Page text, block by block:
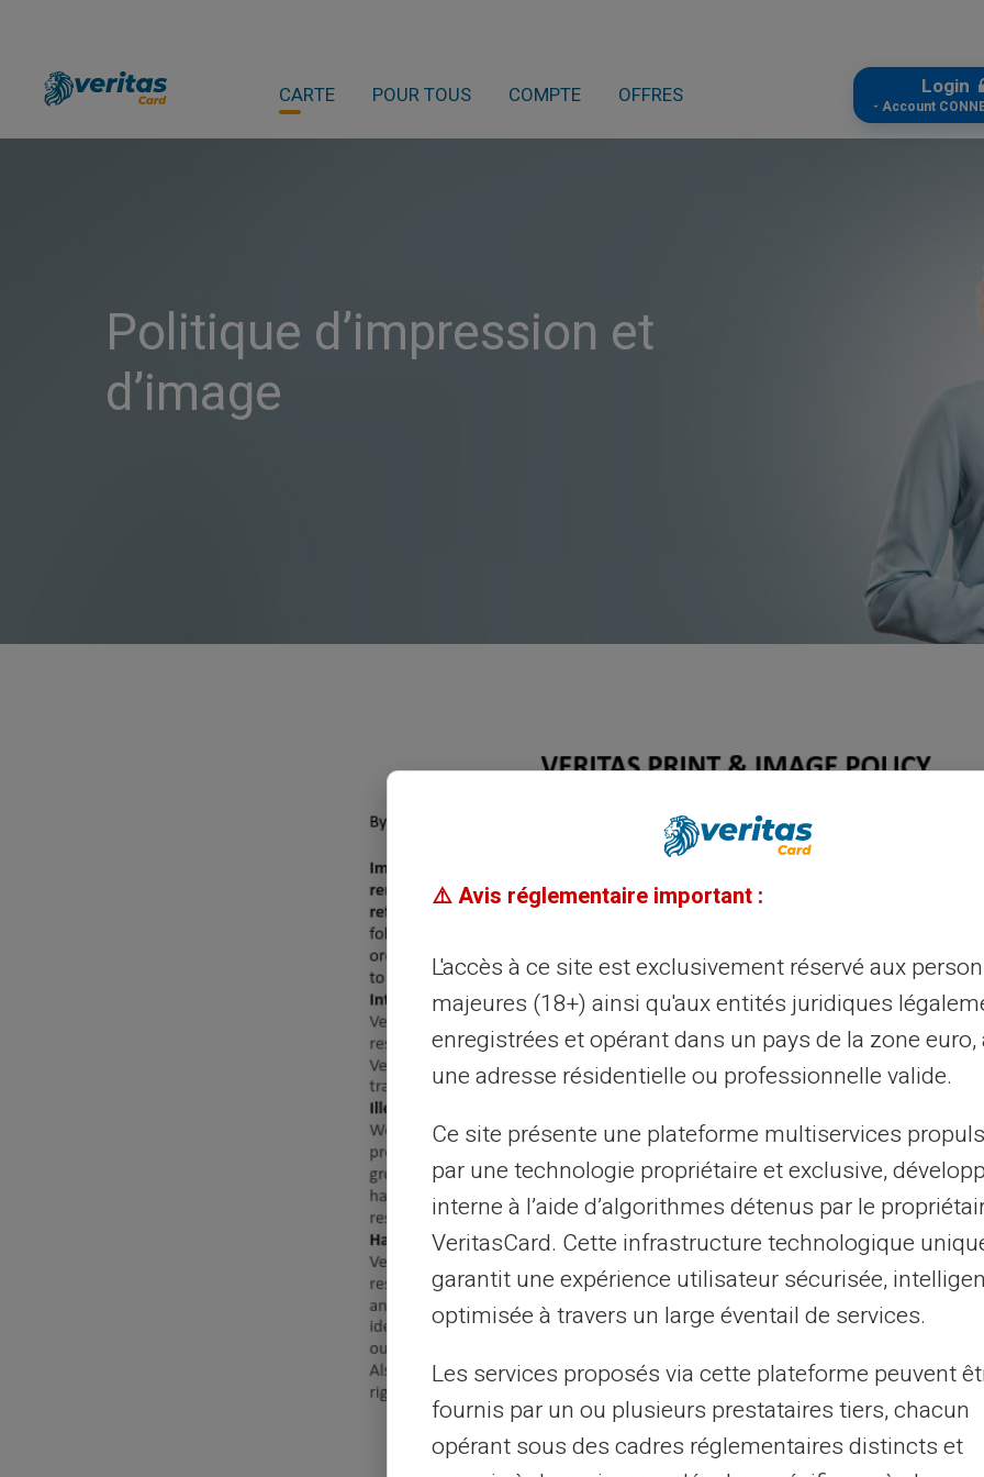
CARTE POUR TOUS COMPTE OFFRES Login
- Account
Politique d’impression et
d’image
⚠️ Avis réglementaire important :
L'accès à ce site est exclusivement réservé aux
majeures (18+) ainsi qu'aux entités juridiques
enregistrées et opérant dans un pays de la zone euro,
une adresse résidentielle ou professionnelle valide.
Ce site présente une plateforme multiservices
par une technologie propriétaire et exclusive,
interne à l’aide d’algorithmes détenus par le
VeritasCard. Cette infrastructure technologique
garantit une expérience utilisateur sécurisée,
optimisée à travers un large éventail de services.
Les services proposés via cette plateforme peuvent
fournis par un ou plusieurs prestataires tiers, chacun
opérant sous des cadres réglementaires distincts et